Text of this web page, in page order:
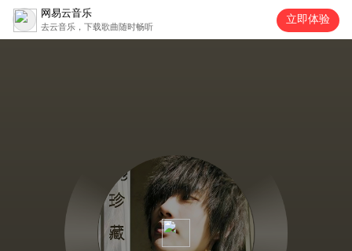
网易云音乐
去云音乐，下载歌曲随时畅听
立即体验